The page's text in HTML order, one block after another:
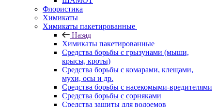
Флористика
Химикаты
Химикаты пакетированные
Назад
Химикаты пакетированные
Средства борьбы с грызунами (мыши,
крысы, кроты)
Средства борьбы с комарами, клещами,
мухи, осы и др.
Средства борьбы с насекомыми-вредителями
Средства борьбы с сорняками
Средства защиты для водоемов